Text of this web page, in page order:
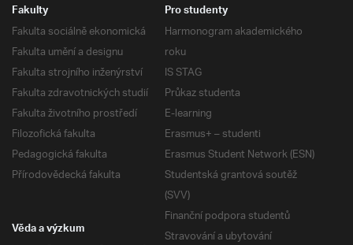
Fakulty
Fakulta sociálně ekonomická
Fakulta umění a designu
Fakulta strojního inženýrství
Fakulta zdravotnických studií
Fakulta životního prostředí
Filozofická fakulta
Pedagogická fakulta
Přírodovědecká fakulta
Pro studenty
Harmonogram akademického
roku
IS STAG
Průkaz studenta
E-learning
Erasmus+ – studenti
Erasmus Student Network (ESN)
Studentská grantová soutěž
(SVV)
Finanční podpora studentů
Stravování a ubytování
Věda a výzkum